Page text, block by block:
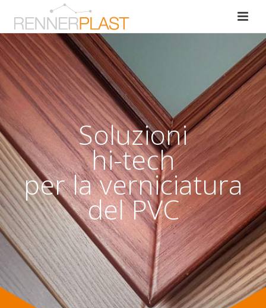
Soluzioni
hi-tech
per la verniciatura
del PVC